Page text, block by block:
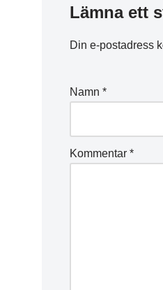
Lämna ett
Din e-postadress
Namn *
Kommentar *